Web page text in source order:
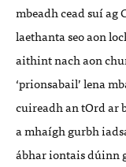
mbeadh cead suí ag
laethanta seo aon
aithint nach aon
‘prionsabail’ lena
cuireadh an tOrd ar
a mhaígh gurbh
ábhar iontais dúinn